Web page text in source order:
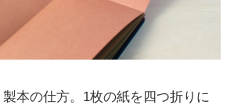
本の仕方。1枚の紙を四つ折りに